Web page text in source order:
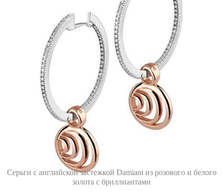
Серьги с английской застежкой Damiani из розового и белого
золота с бриллиантами